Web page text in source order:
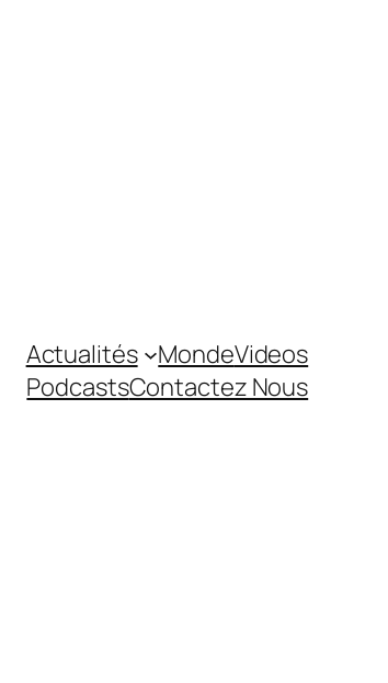
Actualités MondeVideos
PodcastsContactez Nous